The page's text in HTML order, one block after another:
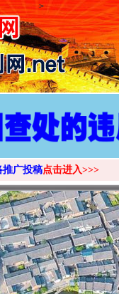
>
推广投稿点击进入>>>